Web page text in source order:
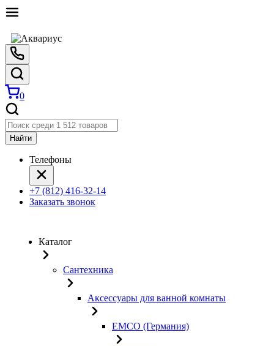
0
Найти
Телефоны
+7 (812) 416-32-14
Заказать звонок
Каталог
Сантехника
Аксессуары для ванной комнаты
EMCO (Германия)